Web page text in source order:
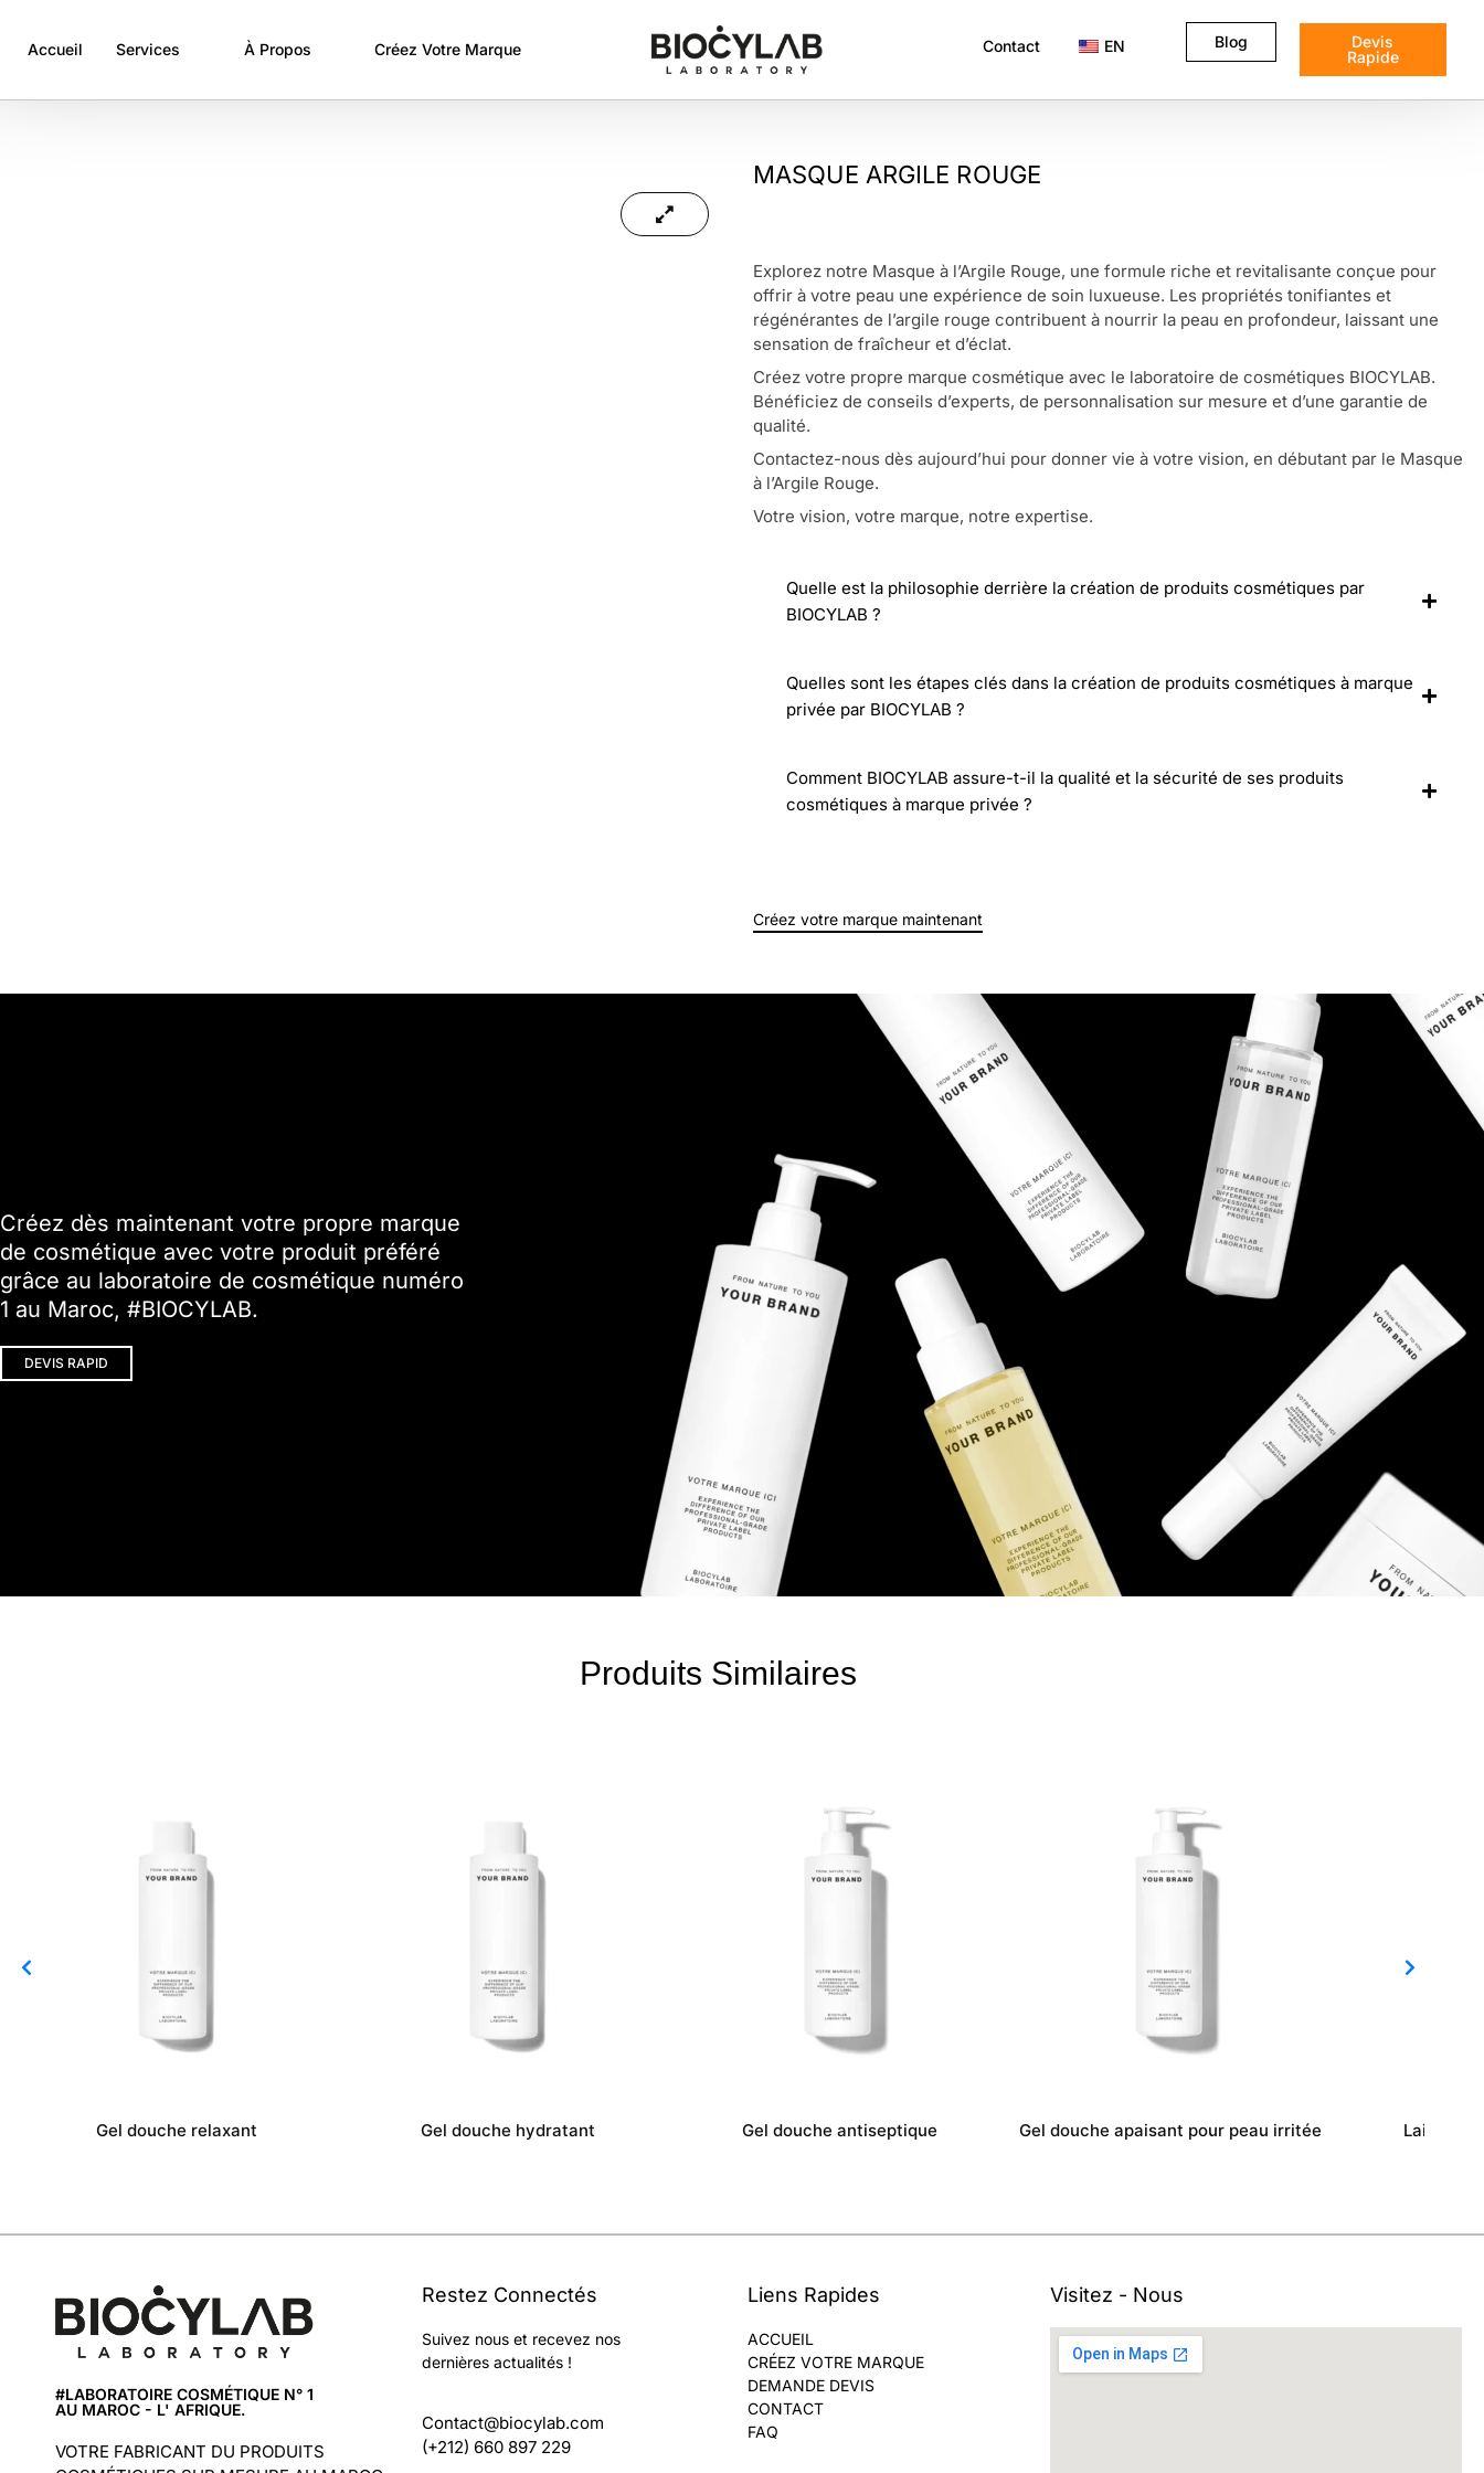
Accueil Services À Propos Créez Votre Marque Contact EN Blog
Devis
Rapide
MASQUE ARGILE ROUGE
Explorez notre Masque à l’Argile Rouge, une formule riche et revitalisante conçue pour
offrir à votre peau une expérience de soin luxueuse. Les propriétés tonifiantes et
régénérantes de l’argile rouge contribuent à nourrir la peau en profondeur, laissant une
sensation de fraîcheur et d’éclat.
Créez votre propre marque cosmétique avec le laboratoire de cosmétiques BIOCYLAB.
Bénéficiez de conseils d’experts, de personnalisation sur mesure et d’une garantie de
qualité.
Contactez-nous dès aujourd’hui pour donner vie à votre vision, en débutant par le Masque
à l’Argile Rouge.
Votre vision, votre marque, notre expertise.
Quelle est la philosophie derrière la création de produits cosmétiques par
BIOCYLAB ?
Quelles sont les étapes clés dans la création de produits cosmétiques à marque
privée par BIOCYLAB ?
Comment BIOCYLAB assure-t-il la qualité et la sécurité de ses produits
cosmétiques à marque privée ?
Créez votre marque maintenant
Créez dès maintenant votre propre marque
de cosmétique avec votre produit préféré
grâce au laboratoire de cosmétique numéro
1 au Maroc, #BIOCYLAB.
DEVIS RAPID
Produits Similaires
Gel douche relaxant Gel douche hydratant Gel douche antiseptique Gel douche apaisant pour peau irritée Lait
#LABORATOIRE COSMÉTIQUE N° 1
AU MAROC - L' AFRIQUE.
VOTRE FABRICANT DU PRODUITS
Restez Connectés
Suivez nous et recevez nos
dernières actualités !
Contact@biocylab.com
(+212) 660 897 229
Liens Rapides
ACCUEIL
CRÉEZ VOTRE MARQUE
DEMANDE DEVIS
CONTACT
FAQ
Visitez - Nous